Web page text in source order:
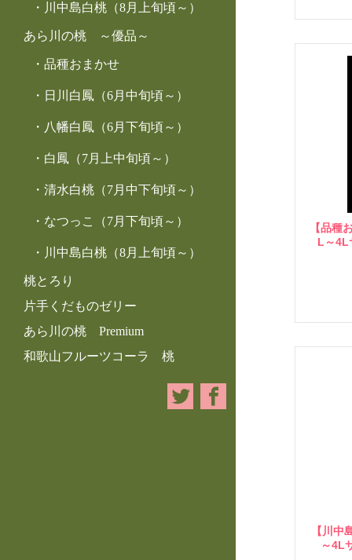
川中島白桃（8月上旬頃～）
あら川の桃 ～優品～
品種おまかせ
日川白鳳（6月中旬頃～）
八幡白鳳（6月下旬頃～）
白鳳（7月上中旬頃～）
清水白桃（7月中下旬頃～）
なつっこ（7月下旬頃～）
川中島白桃（8月上旬頃～）
桃とろり
片手くだものゼリー
あら川の桃 Premium
和歌山フルーツコーラ 桃
【品種
L～4L
【川
～4L